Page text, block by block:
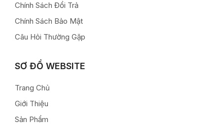
Chính Sách Đổi Trả
Chính Sách Bảo Mật
Câu Hỏi Thường Gặp
SƠ ĐỒ WEBSITE
Trang Chủ
Giới Thiệu
Sản Phẩm